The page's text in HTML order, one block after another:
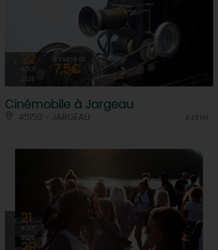
22
AOÛT
2026
À PARTIR DE
7,5€
Cinémobile à Jargeau
45150 - JARGEAU À 3.5 KM
21
AOÛT
2026